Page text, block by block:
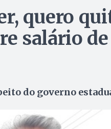
quero
salário
do governo